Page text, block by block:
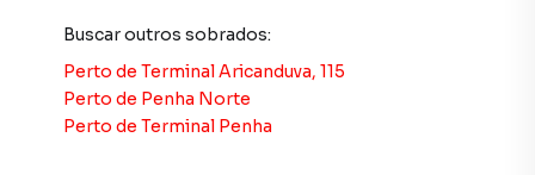
Sobrado para Venda em região valorizada do bairro Penha
ou deseja mais informações sobre Sobrado em São
Paulo? Entre em contato com nossa equipe pelo telefone
(11) 2783-2000.
Buscar outros sobrados:
Perto de Terminal Aricanduva, 115
Perto de Penha Norte
Perto de Terminal Penha